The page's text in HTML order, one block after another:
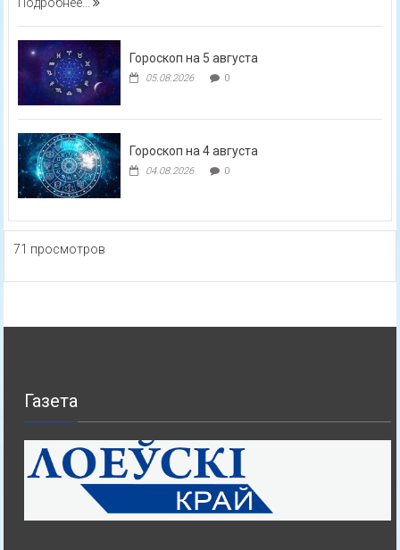
Гороскоп на 5 августа
05.08.2026 0
Гороскоп на 4 августа
04.08.2026 0
71 просмотров
Газета